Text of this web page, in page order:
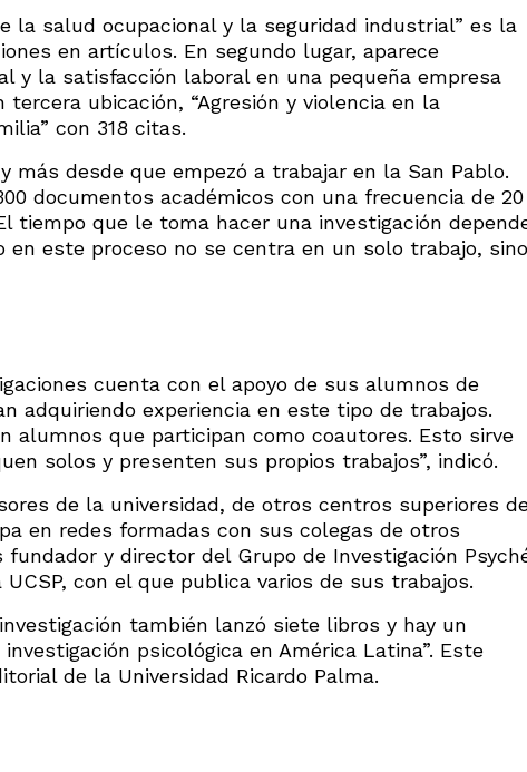
la salud ocupacional y la seguridad industrial” es la
en artículos. En segundo lugar, aparece
y la satisfacción laboral en una pequeña empresa
ubicación, “Agresión y violencia en la
con 318 citas.
más desde que empezó a trabajar en la San Pablo.
documentos académicos con una frecuencia de 20
tiempo que le toma hacer una investigación
este proceso no se centra en un solo trabajo, sino
cuenta con el apoyo de sus alumnos de
adquiriendo experiencia en este tipo de trabajos.
alumnos que participan como coautores. Esto sirve
solos y presenten sus propios trabajos”, indicó.
de la universidad, de otros centros superiores
en redes formadas con sus colegas de otros
fundador y director del Grupo de Investigación
con el que publica varios de sus trabajos.
también lanzó siete libros y hay un
psicológica en América Latina”. Este
de la Universidad Ricardo Palma.